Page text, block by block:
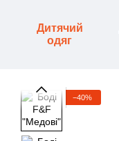
Дитячий
одяг
−40%